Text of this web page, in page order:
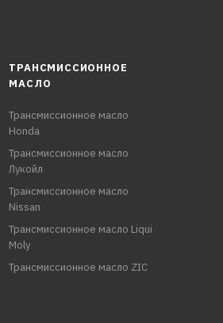
ТРАНСМИССИОННОЕ
МАСЛО
Трансмиссионное масло
Honda
Трансмиссионное масло
Лукойл
Трансмиссионное масло
Nissan
Трансмиссионное масло Liqui
Moly
Трансмиссионное масло ZIC